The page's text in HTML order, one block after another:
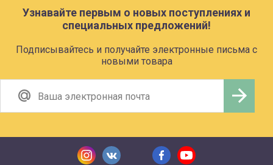
Узнавайте первым о новых поступлениях и
специальных предложений!
Подписывайтесь и получайте электронные письма с
новыми товара